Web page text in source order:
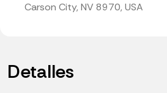
Carson City, NV 8970, USA
Detalles